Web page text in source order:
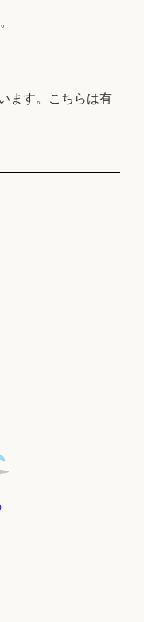
ます。こちらは有